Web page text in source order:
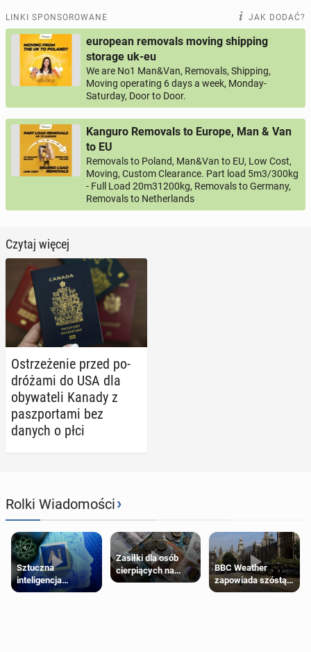
LINKI SPONSOROWANE JAK DODAĆ?
european removals moving shipping
storage uk-eu
We are No1 Man&Van, Removals, Shipping,
Moving operating 6 days a week, Monday-
Saturday, Door to Door.
Kanguro Removals to Europe, Man & Van
to EU
Removals to Poland, Man&Van to EU, Low Cost,
Moving, Custom Clearance. Part load 5m3/300kg
- Full Load 20m31200kg, Removals to Germany,
Removals to Netherlands
Czytaj więcej
Ostrze­że­nie przed po­
dró­ża­mi do USA dla
oby­wa­te­li Kanady z
pasz­por­ta­mi bez
danych o płci
Rolki Wiadomości›
Sztuczna
inteligencja
próbowała oszukać
Zasiłki dla osób
cierpiących na
schorzenia
BBC Weather
zapowiada szóstą
falę upałów w